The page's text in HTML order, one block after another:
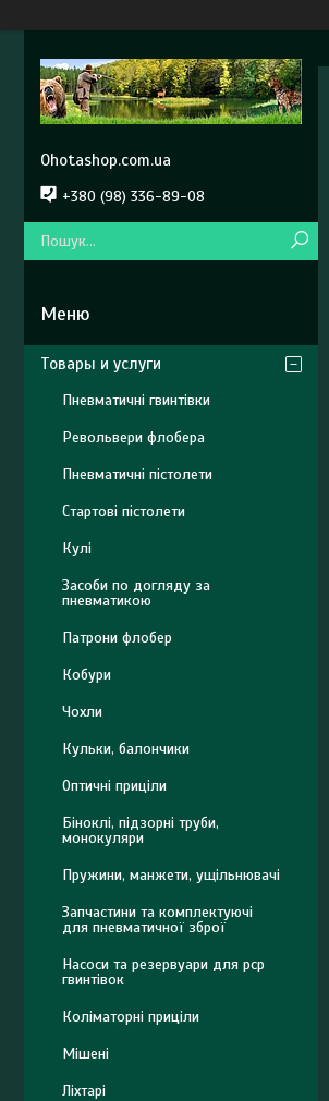
Ohotashop.com.ua
+380 (98) 336-89-08
Товары и услуги
Пневматичні гвинтівки
Револьвери флобера
Пневматичні пістолети
Стартові пістолети
Кулі
Засоби по догляду за
пневматикою
Патрони флобер
Кобури
Чохли
Кульки, балончики
Оптичні приціли
Біноклі, підзорні труби,
монокуляри
Пружини, манжети, ущільнювачі
Запчастини та комплектуючі
для пневматичної зброї
Насоси та резервуари для pcp
гвинтівок
Коліматорні приціли
Мішені
Ліхтарі